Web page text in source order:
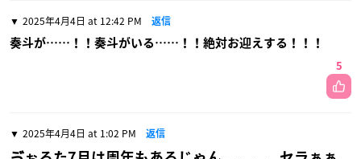
2025年4月4日 at 12:42 PM 返信
奏斗が……！！奏斗がいる……！！絶対お迎えする！！！
5
2025年4月4日 at 1:02 PM 返信